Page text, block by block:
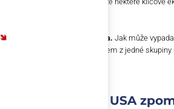
Pojistěte svá obchodní rizika. Jak může
v případě více firem z jedné
Evropa ne-roste. USA